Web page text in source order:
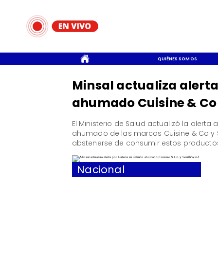
QUIÉNES SOMOS
Nacional
Minsal actualiza
ahumado Cuisine &
El Ministerio de Salud actualizó la
ahumado de las marcas Cuisine & Co
abstenerse de consumir estos